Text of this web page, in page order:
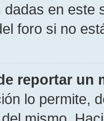
dadas en este
foro si no
reportar un
lo permite,